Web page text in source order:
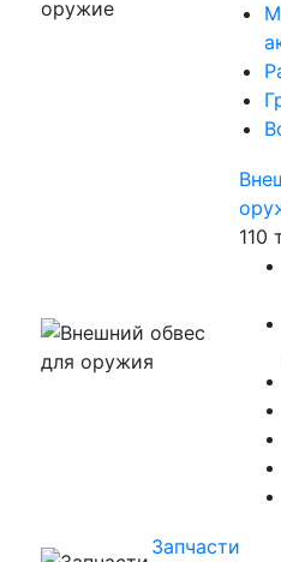
110
Запчасти